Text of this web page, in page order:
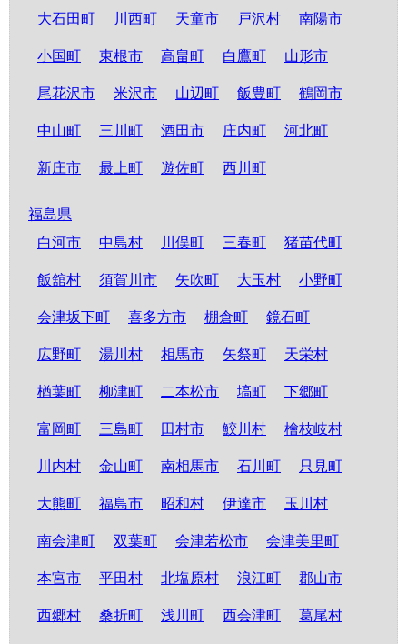
大石田町 川西町 天童市 戸沢村 南陽市
小国町 東根市 高畠町 白鷹町 山形市
尾花沢市 米沢市 山辺町 飯豊町 鶴岡市
中山町 三川町 酒田市 庄内町 河北町
新庄市 最上町 遊佐町 西川町
福島県
白河市
中島村 川俣町 三春町 猪苗代町
飯舘村 須賀川市 矢吹町 大玉村 小野町
会津坂下町 喜多方市 棚倉町 鏡石町
広野町 湯川村 相馬市 矢祭町 天栄村
楢葉町 柳津町 二本松市 塙町 下郷町
富岡町 三島町 田村市 鮫川村 檜枝岐村
川内村 金山町 南相馬市 石川町 只見町
大熊町 福島市 昭和村 伊達市 玉川村
南会津町 双葉町 会津若松市 会津美里町
本宮市 平田村 北塩原村 浪江町 郡山市
西郷村 桑折町 浅川町 西会津町 葛尾村